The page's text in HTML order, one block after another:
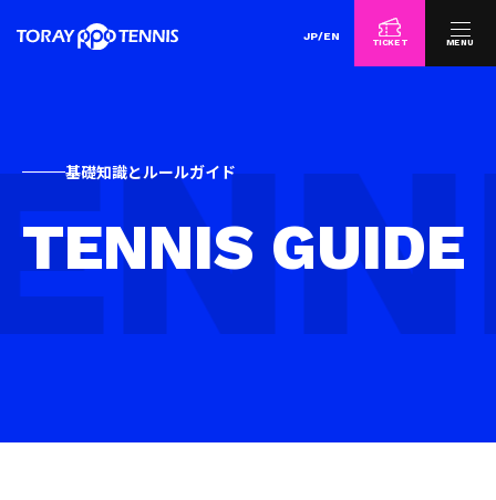
JP/EN
TICKET MENU
基礎知識とルールガイド
TENNIS GUIDE